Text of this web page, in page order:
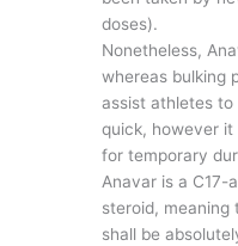
doses).
Nonetheless,
whereas bulking
assist athletes to
quick, however it
for temporary
Anavar is a C17-
steroid, meaning
shall be